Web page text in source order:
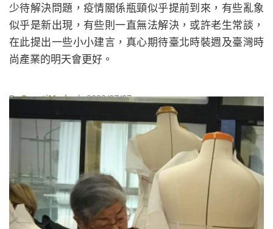
少待解決問題，疫情關係瓶頸似乎提前到來，有些亂象
似乎是新出現，有些則一直無法解決，或許老生常談，
在此提出一些小小建言，真心期待臺北時裝週及臺灣時
尚產業的明天會更好。
ByBeautiMode| 2022/07/07